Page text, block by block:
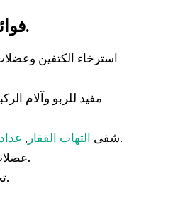
فوائد ماكاراسانا يوجا.
استرخاء الكتفين
مفيد للربو وآلام
شفى التهاب الفقار ,
.
عضلات البطن والصدر والرقبة.
تخلص من التعب والأوجاع.